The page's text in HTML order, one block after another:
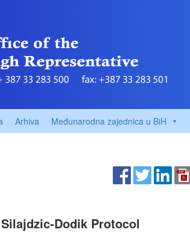
Arhiva Međunarodna zajednica u BiH
Dodik Protocol